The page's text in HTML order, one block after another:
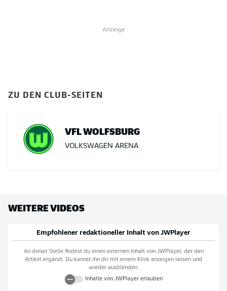
Anzeige
ZU DEN CLUB-SEITEN
VFL WOLFSBURG
VOLKSWAGEN ARENA
WEITERE VIDEOS
Empfohlener redaktioneller Inhalt von JWPlayer
An dieser Stelle findest du einen externen Inhalt von JWPlayer, der den
Artikel ergänzt. Du kannst ihn dir mit einem Klick anzeigen lassen und
wieder ausblenden.
Inhalte von JWPlayererlauben